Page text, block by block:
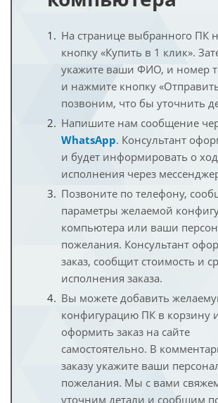
На странице выбранного ПК
кнопку «Купить в 1 клик».
укажите ваши ФИО, и номер
и нажмите кнопку
позвоним, что бы уточнить
Напишите нам сообщение
WhatsApp. Консультант
и будет информировать о
исполнения через
Позвоните по телефону,
параметры желаемой
компьютера или ваши
пожелания. Консультант
заказ, сообщит стоимость и
исполнения заказа.
Вы можете добавить
конфигурацию ПК в корзину
оформить заказ на сайте
самостоятельно. В
заказу укажите ваши
пожелания. Мы с вами
уточним детали и сообщим